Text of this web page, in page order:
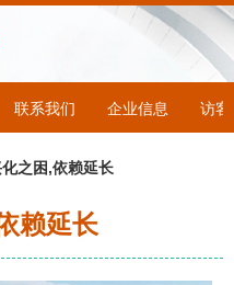
联系我们 企业信息 访客
化之困,依赖延长
赖延长